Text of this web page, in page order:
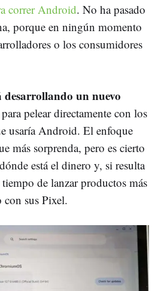
correr Android. No ha pasado
porque en ningún momento
o los consumidores
desarrollando un nuevo
pelear directamente con los
usaría Android. El enfoque
más sorprenda, pero es cierto
está el dinero y, si resulta
de lanzar productos más
sus Pixel.